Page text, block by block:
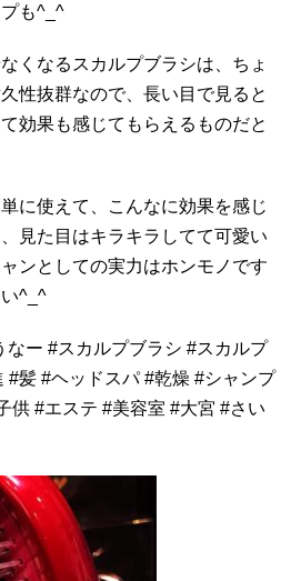
も^_^
くなるスカルプブラシは、ちょ
性抜群なので、長い目で見ると
効果も感じてもらえるものだと
に使えて、こんなに効果を感じ
見た目はキラキラしてて可愛い
ンとしての実力はホンモノです
^_^
なー #スカルプブラシ #スカルプ
#髪 #ヘッドスパ #乾燥 #シャンプ
供 #エステ #美容室 #大宮 #さい